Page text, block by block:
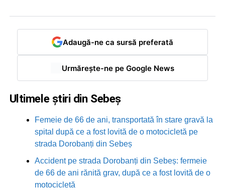
Adaugă-ne ca sursă preferată
Urmărește-ne pe Google News
Ultimele știri din Sebeș
Femeie de 66 de ani, transportată în stare gravă la
spital după ce a fost lovită de o motocicletă pe
strada Dorobanți din Sebeș
Accident pe strada Dorobanți din Sebeș: fermeie
de 66 de ani rănită grav, după ce a fost lovită de o
motocicletă